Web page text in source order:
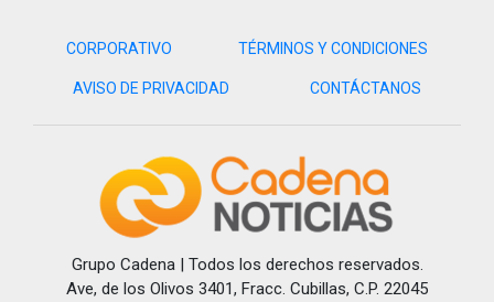
CORPORATIVO TÉRMINOS Y CONDICIONES
AVISO DE PRIVACIDAD CONTÁCTANOS
Grupo Cadena | Todos los derechos reservados.
Ave, de los Olivos 3401, Fracc. Cubillas, C.P. 22045